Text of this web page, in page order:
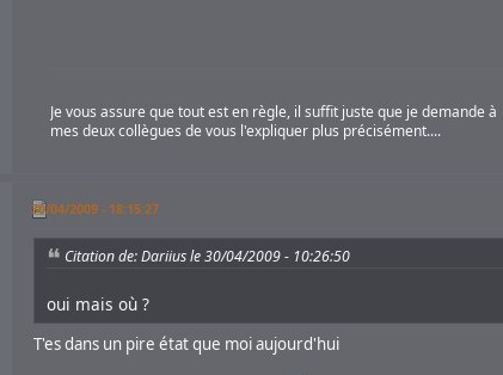
Je vous assure que tout est en règle, il suffit juste que je demande à
mes deux collègues de vous l'expliquer plus précisément....
30/04/2009 - 18:15:27
Citation de: Dariius le 30/04/2009 - 10:26:50
oui mais où ?
T'es dans un pire état que moi aujourd'hui